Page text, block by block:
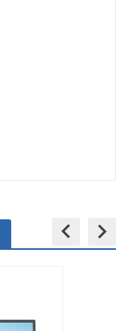
keyboard_arrow_left keyboard_arrow_right